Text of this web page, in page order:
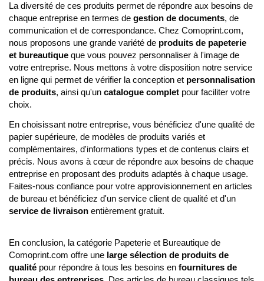
La diversité de ces produits permet de répondre aux besoins de
chaque entreprise en termes de gestion de documents, de
communication et de correspondance. Chez Comoprint.com,
nous proposons une grande variété de produits de papeterie
et bureautique que vous pouvez personnaliser à l'image de
votre entreprise. Nous mettons à votre disposition notre service
en ligne qui permet de vérifier la conception et personnalisation
de produits, ainsi qu'un catalogue complet pour faciliter votre
choix.
En choisissant notre entreprise, vous bénéficiez d'une qualité de
papier supérieure, de modèles de produits variés et
complémentaires, d'informations types et de contenus clairs et
précis. Nous avons à cœur de répondre aux besoins de chaque
entreprise en proposant des produits adaptés à chaque usage.
Faites-nous confiance pour votre approvisionnement en articles
de bureau et bénéficiez d'un service client de qualité et d'un
service de livraison entièrement gratuit.
En conclusion, la catégorie Papeterie et Bureautique de
Comoprint.com offre une large sélection de produits de
qualité pour répondre à tous les besoins en fournitures de